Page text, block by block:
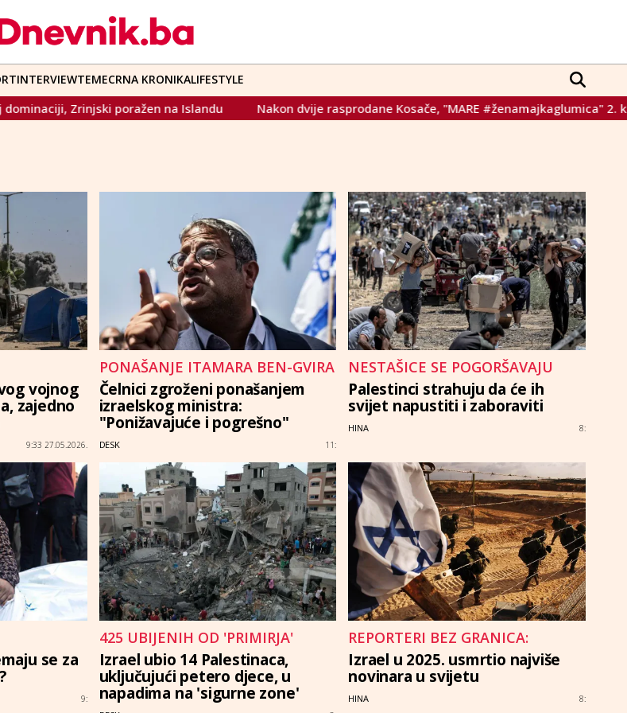
INTERVIEWTEMECRNA KRONIKALIFESTYLE
Zrinjski poražen na Islandu Nakon dvije rasprodane Kosače, "MARE #ženamajkaglumica" 2. kolovoza
vojnog
zajedno
9:33 27.05.2026.
PONAŠANJE ITAMARA BEN-GVIRA
Čelnici zgroženi ponašanjem
izraelskog ministra:
"Ponižavajuće i pogrešno"
DESK 11:
NESTAŠICE SE POGORŠAVAJU
Palestinci strahuju da će ih
svijet napustiti i zaboraviti
HINA 8:
se za
9:
425 UBIJENIH OD 'PRIMIRJA'
Izrael ubio 14 Palestinaca,
uključujući petero djece, u
napadima na 'sigurne zone'
REPORTERI BEZ GRANICA:
Izrael u 2025. usmrtio najviše
novinara u svijetu
HINA 8: